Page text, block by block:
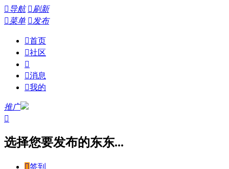
导航 刷新
菜单 发布
首页
社区

消息
我的
推广

选择您要发布的东东...
签到